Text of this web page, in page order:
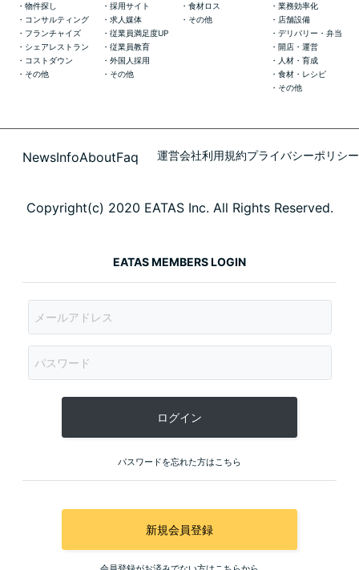
物件探し
コンサルティング
フランチャイズ
シェアレストラン
コストダウン
その他
採用サイト
求人媒体
従業員満足度UP
従業員教育
外国人採用
その他
食材ロス
その他
業務効率化
店舗設備
デリバリー・弁当
開店・運営
人材・育成
食材・レシピ
その他
NewsInfoAboutFaq 運営会社利用規約プライバシーポリシー
Copyright(c) 2020 EATAS Inc. All Rights Reserved.
EATAS MEMBERS LOGIN
ログイン
パスワードを忘れた方はこちら
新規会員登録